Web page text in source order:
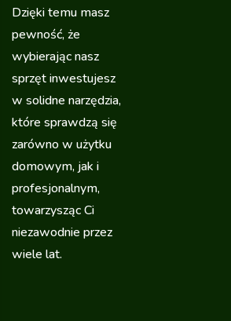
Dzięki temu masz
pewność, że
wybierając nasz
sprzęt inwestujesz
w solidne narzędzia,
które sprawdzą się
zarówno w użytku
domowym, jak i
profesjonalnym,
towarzysząc Ci
niezawodnie przez
wiele lat.